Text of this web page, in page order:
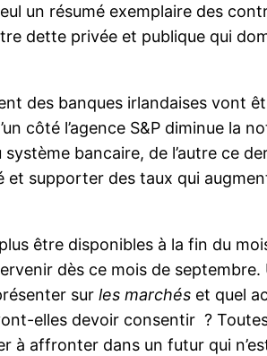
un résumé exemplaire des
dette privée et publique qui
des banques irlandaises vont
côté l’agence S&P diminue la
bancaire, de l’autre ce
supporter des taux qui
être disponibles à la fin du
dès ce mois de
surles marchés et quel
elles devoir consentir ?
affronter dans un futur qui